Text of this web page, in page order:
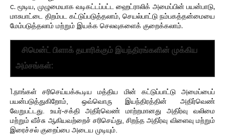
c. மூடிய, முழுமையாக வடிகட்டப்பட்ட ஹைட்ராலிக் அமைப்பின் பயன்பாடு,
மாசுபாட்டை திறம்பட கட்டுப்படுத்தலாம், செயல்பாட்டு நம்பகத்தன்மையை
மேம்படுத்தலாம் மற்றும் இயக்க செலவுகளைக் குறைக்கலாம்.
சிமென்ட் பிளாக் தயாரிக்கும் இயந்திரங்களின் முக்கிய
அம்சங்கள்:
1.நாங்கள் சரிசெய்யக்கூடிய மத்திய மின் கட்டுப்பாட்டு அமைப்பைப்
பயன்படுத்துகிறோம், ஒவ்வொரு இயந்திரத்தின் அதிர்வெண்
வேறுபட்டது. உயர்-சக்தி அதிர்வெண் மாற்றமானது அதிர்வு வலிமை
மற்றும் வீச்சு ஆகியவற்றைச் சரிசெய்து, சிறந்த அதிர்வு விளைவு மற்றும்
இரைச்சல் குறைப்பை அடைய முடியும்.